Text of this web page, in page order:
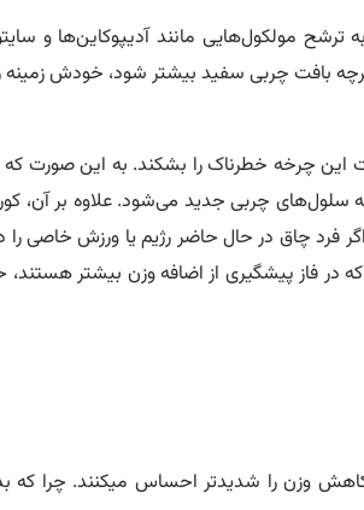
مولکول‌هایی مانند آدیپوکاین‌ها و
بافت چربی سفید بیشتر شود، خودش
این چرخه خطرناک را بشکند. به این
چربی جدید می‌شود. علاوه بر آن،
فرد چاق در حال حاضر رژیم یا ورزش خاصی
در فاز پیشگیری از اضافه وزن بیشتر
کاهش وزن را شدیدتر احساس میکنند. چرا